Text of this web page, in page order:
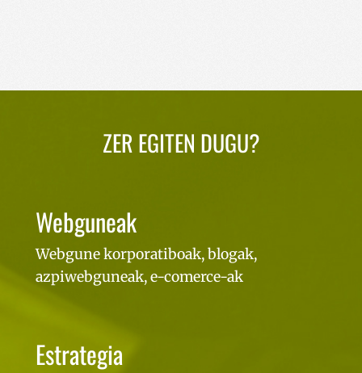
ZER EGITEN DUGU?
Webguneak
Webgune korporatiboak, blogak,
azpiwebguneak, e-comerce-ak
Estrategia